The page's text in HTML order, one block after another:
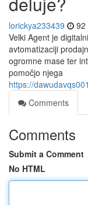
lorickya233439 92
Velki Agent je
avtomatizaciji
ogromne mase ter
pomočjo njega
https://
Comments
Comments
Submit a Comment
No HTML